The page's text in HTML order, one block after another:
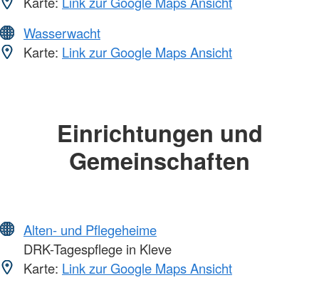
Wasserwacht
Karte: Link zur Google Maps Ansicht
Einrichtungen und
Gemeinschaften
Alten- und Pflegeheime
DRK-Tagespflege in Kleve
Karte: Link zur Google Maps Ansicht